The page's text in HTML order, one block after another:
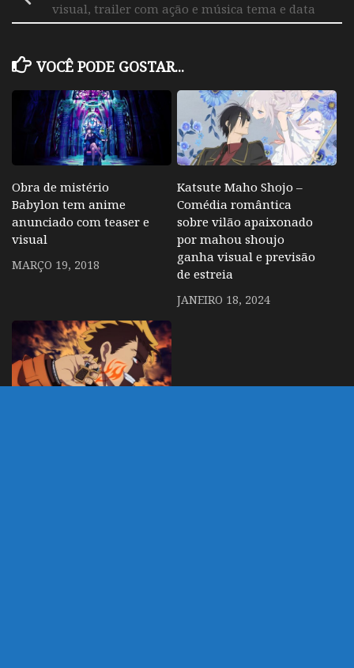
visual, trailer com ação e música tema e data
VOCÊ PODE GOSTAR...
Obra de mistério
Babylon tem anime
anunciado com teaser e
visual
MARÇO 19, 2018
Katsute Maho Shojo –
Comédia romântica
sobre vilão apaixonado
por mahou shoujo
ganha visual e previsão
de estreia
JANEIRO 18, 2024